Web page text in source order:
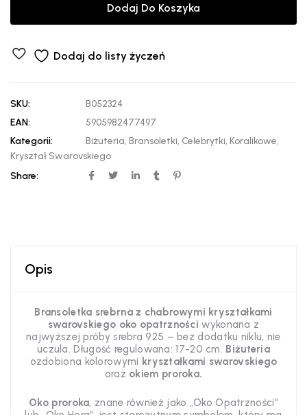
Dodaj Do Koszyka
Dodaj do listy życzeń
SKU:
B052324
EAN:
5905982477497
Kategorii:
Biżuteria, Bransoletki, Celebrytki, Koralikowe,
Kryształ Swarovskiego
Share:
Opis
Bransoletka srebrna z chabrowymi kryształkami
swarovskiego oko opatrznościwykonana z
najwyższej próby srebra 925 – bez dodatku niklu, nie
uczula. Długość regulowana: 17-20 cm. Biżuteria
ozdobiona kolorowymi kryształkami swarovskiego
oraz okiem proroka.
Oko proroka, znane również jako „Oko Opatrzności”